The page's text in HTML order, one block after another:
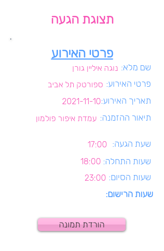
תצוגת הגעה
פרטי האירוע
נוגה איליין גורן שם מלא:
ספורטק תל אביב פרטי האירוע:
2021-11-10תאריך האירוע:
עמדת איפור פולמון תיאור ההזמנה:
17:00 שעת הגעה:
18:00 שעות התחלה:
23:00 שעות הסיום:
שעות הרישום:
הורדת תמונה